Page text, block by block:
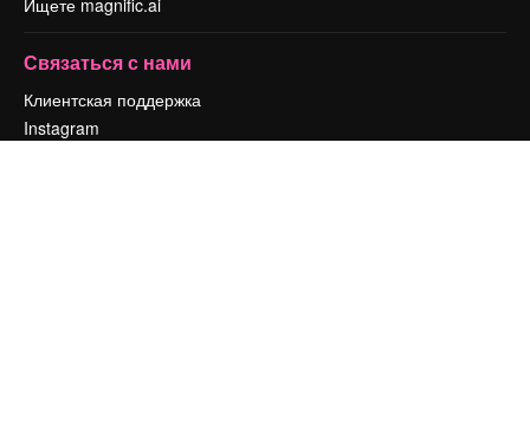
Ищете magnific.ai
Связаться с нами
Клиентская поддержка
Instagram